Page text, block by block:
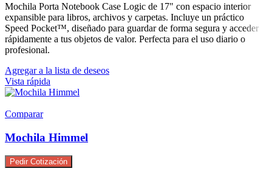
Mochila Porta Notebook Case Logic de 17" con espacio interior
expansible para libros, archivos y carpetas. Incluye un práctico
Speed Pocket™, diseñado para guardar de forma segura y acceder
rápidamente a tus objetos de valor. Perfecta para el uso diario o
profesional.
Agregar a la lista de deseos
Vista rápida
Comparar
Mochila Himmel
Pedir Cotización